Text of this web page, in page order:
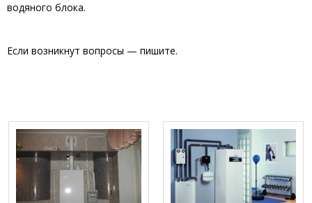
водяного блока.
Если возникнут вопросы — пишите.